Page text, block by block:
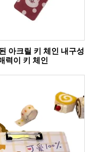
아크릴 키 체인 내구성
력이 키 체인